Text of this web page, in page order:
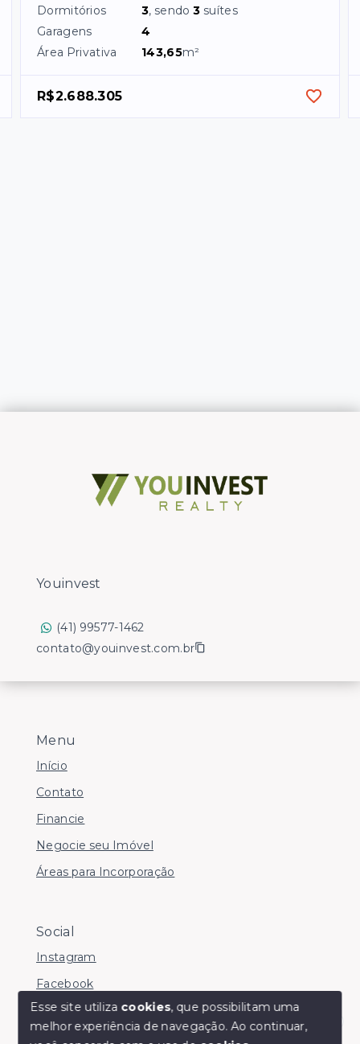
Dormitórios 3, sendo3 suítes
Garagens
4
Área Privativa
143,65m²
R$2.688.305
Olá! somos da Linkmob, como podemos ajudar?
Menu
Início
Contato
Financie
Negocie seu Imóvel
Áreas para Incorporação
Social
Instagram
Facebook
Youinvest
(41) 99577-1462
contato@youinvest.com.br
Esse site utiliza cookies, que possibilitam uma
melhor experiência de navegação.Ao continuar,